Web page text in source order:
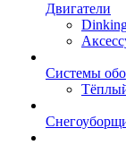
Двигатели
Системы